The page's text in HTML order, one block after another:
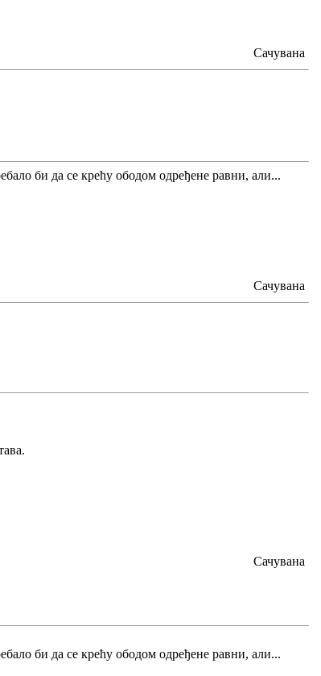
Сачувана
би да се крећу ободом одређене равни, али...
Сачувана
Сачувана
би да се крећу ободом одређене равни, али...